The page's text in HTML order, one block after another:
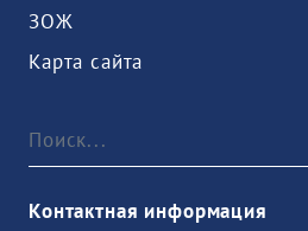
ЗОЖ
Карта сайта
Контактная информация